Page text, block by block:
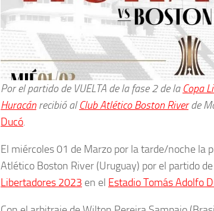
Por el partido de VUELTA de la fase 2 de la Copa
Huracánrecibió alClub Atlético Boston Riverde
Ducó.
El miércoles 01 de Marzo por la tarde/noche la
Atlético Boston River (Uruguay) por el partido
Libertadores 2023 en el Estadio Tomás Adolfo